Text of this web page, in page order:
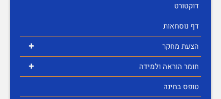
דוקטורט
דף נוסחאות
+ הצעת מחקר
+
חומר הוראה ולמידה
טופס בחינה